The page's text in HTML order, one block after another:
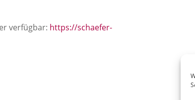
verfügbar: https://schaefer-